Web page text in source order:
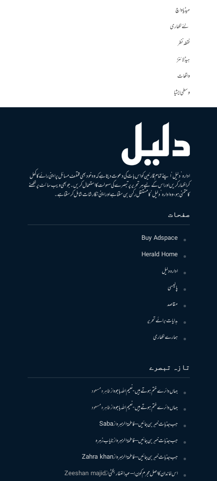
میڈیا واچ
نئے لکھاری
نقطہ نظر
ہیڈلائنز
واقعات
وسطی ایشیا
ادارہ ’دلیل‘ اپنے تمام قارئین کو اس بات کی دعوت دیتا ہے کہ وہ خود بھی مختلف مسائل پر اپنی رائے کا کھل
کر اظہار کریں اور اس کے لیے ہر تحریر پر تبصرے کی سہولت کا استعمال کریں۔ جو بھی ویب سائٹ پر لکھنے
کا متمنی ہو، وہ ادارہ ’دلیل‘ کا مستقل رکن بن سکتا ہے اور اپنی نگارشات شامل کرسکتا ہے۔
صفحات
Buy Adspace
Herald Home
ادارہ دلیل
پالیسی
مقاصد
ہدایات برائے تحریر
ہمارے لکھاری
تازہ تبصرے
جہاں دائرے ختم ہوتے ہیں- نعیم اللہ باجوہازطاہرہ مسعود
جہاں دائرے ختم ہوتے ہیں- نعیم اللہ باجوہازطاہرہ مسعود
جب جذبات خبر بن جائیں – فاطمۃالزہرہازSaba
جب جذبات خبر بن جائیں – فاطمۃالزہرہازنایاب زہرہ
جب جذبات خبر بن جائیں – فاطمۃالزہرہازZahra khan
اس خاندان کا اصل مجرم کون! – عبدالغفار بگٹیازZeeshan majid